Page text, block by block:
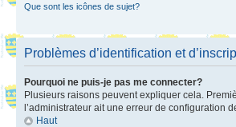
Que sont les icônes de sujet?
Problèmes d’identification et
Pourquoi ne puis-je pas me connecter?
Plusieurs raisons peuvent expliquer cela.
l’administrateur ait une erreur de configuration
Haut